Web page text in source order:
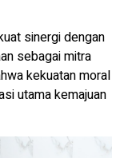
sinergi dengan
sebagai mitra
kekuatan moral
utama kemajuan